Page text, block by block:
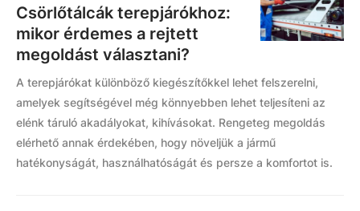
Csörlőtálcák terepjárókhoz:
mikor érdemes a rejtett
megoldást választani?
A terepjárókat különböző kiegészítőkkel lehet felszerelni,
amelyek segítségével még könnyebben lehet teljesíteni az
elénk táruló akadályokat, kihívásokat. Rengeteg megoldás
elérhető annak érdekében, hogy növeljük a jármű
hatékonyságát, használhatóságát és persze a komfortot is.